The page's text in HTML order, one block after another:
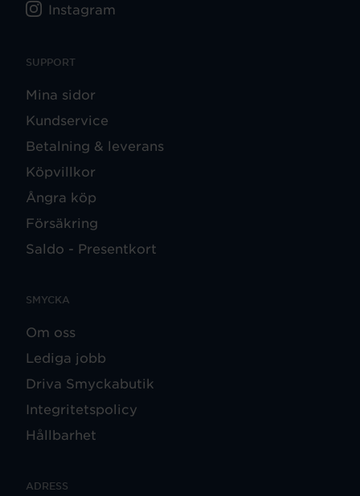
SUPPORT
Mina sidor
Kundservice
Betalning & leverans
Köpvillkor
Ångra köp
Försäkring
Saldo - Presentkort
SMYCKA
Om oss
Lediga jobb
Driva Smyckabutik
Integritetspolicy
Hållbarhet
ADRESS
Instagram